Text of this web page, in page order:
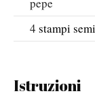
4 stampi
Istruzioni